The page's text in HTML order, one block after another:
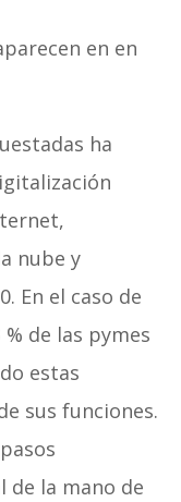
en en
ha
nube y
En el caso de
de las pymes
estas
sus funciones.
de la mano de